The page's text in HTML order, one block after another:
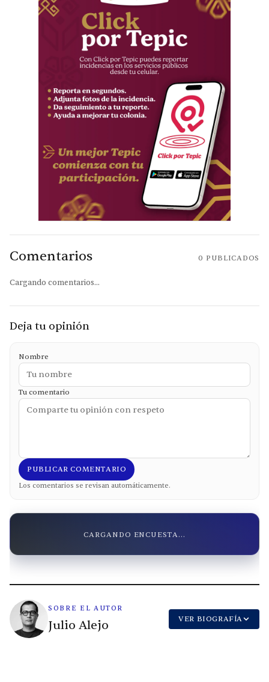
Comentarios 0 PUBLICADOS
Cargando comentarios...
Deja tu opinión
Nombre
Tu comentario
PUBLICAR COMENTARIO
Los comentarios se revisan automáticamente.
CARGANDO ENCUESTA...
SOBRE EL AUTOR
Julio Alejo VER BIOGRAFÍA